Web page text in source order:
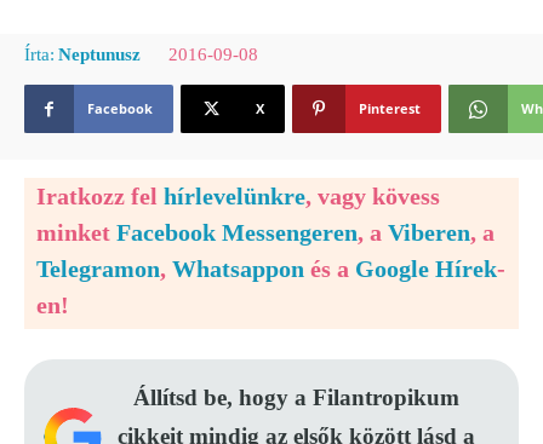
Írta: Neptunusz 2016-09-08
Facebook X Pinterest
Iratkozz fel hírlevelünkre, vagy kövess
minket Facebook Messengeren, a Viberen, a
Telegramon, Whatsappon és a Google Hírek-
en!
Állítsd be, hogy a Filantropikum
cikkeit mindig az elsők között lásd a